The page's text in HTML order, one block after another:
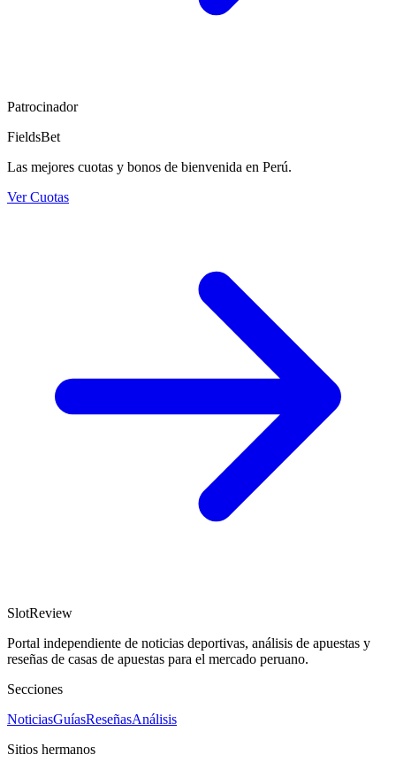
Patrocinador
FieldsBet
Las mejores cuotas y bonos de bienvenida en Perú.
Ver Cuotas
SlotReview
Portal independiente de noticias deportivas, análisis de apuestas y
reseñas de casas de apuestas para el mercado peruano.
Secciones
NoticiasGuíasReseñasAnálisis
Sitios hermanos